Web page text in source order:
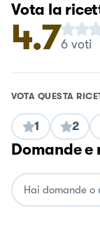
Vota la
4.76voti
VOTA QUESTA
1 2
Domande e